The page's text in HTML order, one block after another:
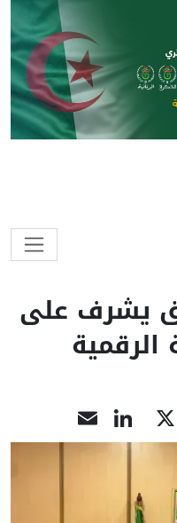
يشرف على
Facebook
LinkedIn